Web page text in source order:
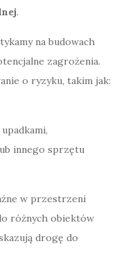
.
na budowach
zagrożenia.
o ryzyku, takim jak:
innego sprzętu
w przestrzeni
różnych obiektów
drogę do